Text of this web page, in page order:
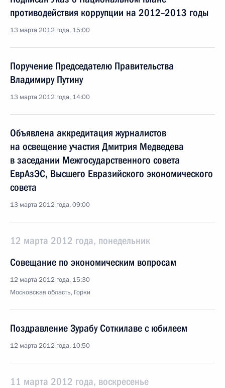
противодействия коррупции на 2012–2013 годы
13 марта 2012 года, 15:00
Поручение Председателю Правительства
Владимиру Путину
13 марта 2012 года, 14:00
Объявлена аккредитация журналистов
на освещение участия Дмитрия Медведева
в заседании Межгосударственного совета
ЕврАзЭС, Высшего Евразийского экономического
совета
13 марта 2012 года, 09:00
12 марта 2012 года, понедельник
Совещание по экономическим вопросам
12 марта 2012 года, 15:30
Московская область, Горки
Поздравление Зурабу Соткилаве с юбилеем
12 марта 2012 года, 10:50
11 марта 2012 года, воскресенье